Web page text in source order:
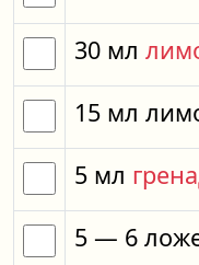
30 мл
15 мл
5 мл
5 — 6